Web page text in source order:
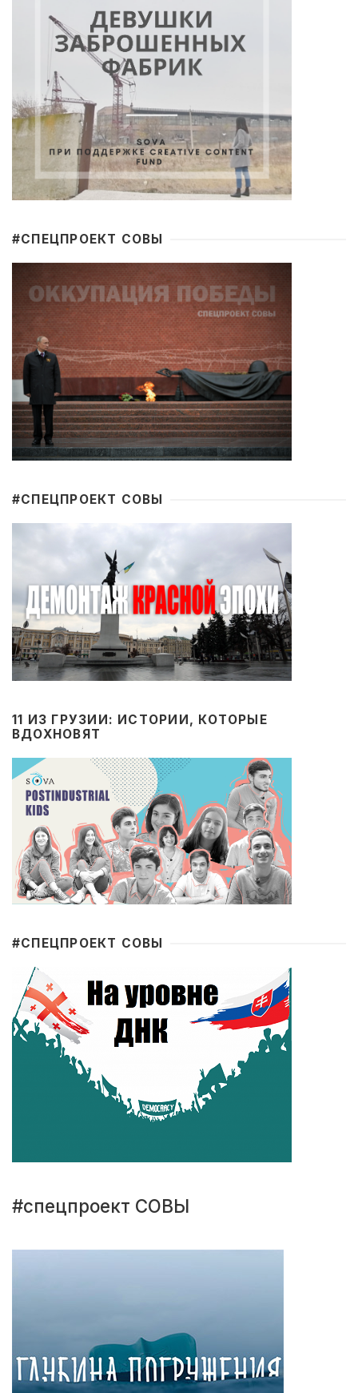
#CПЕЦПРОЕКТ СОВЫ
#CПЕЦПРОЕКТ СОВЫ
11 ИЗ ГРУЗИИ: ИСТОРИИ, КОТОРЫЕ
ВДОХНОВЯТ
#CПЕЦПРОЕКТ СОВЫ
#спецпроект СОВЫ